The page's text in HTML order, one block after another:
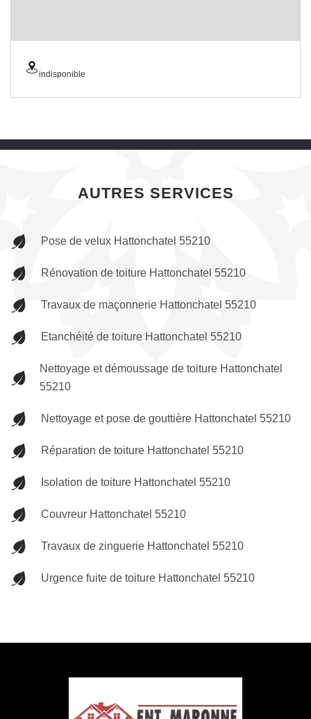
indisponible
AUTRES SERVICES
Pose de velux Hattonchatel 55210
Rénovation de toiture Hattonchatel 55210
Travaux de maçonnerie Hattonchatel 55210
Etanchéité de toiture Hattonchatel 55210
Nettoyage et démoussage de toiture Hattonchatel
55210
Nettoyage et pose de gouttière Hattonchatel 55210
Réparation de toiture Hattonchatel 55210
Isolation de toiture Hattonchatel 55210
Couvreur Hattonchatel 55210
Travaux de zinguerie Hattonchatel 55210
Urgence fuite de toiture Hattonchatel 55210